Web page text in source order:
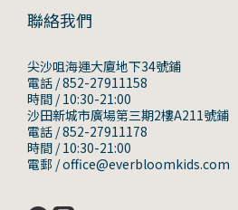
聯絡我們
尖沙咀海運大廈地下34號鋪
電話 / 852-27911158
時間 / 10:30-21:00
沙田新城市廣場第三期2樓A211號鋪
電話 / 852-27911178
時間 / 10:30-21:00
電郵 / office@everbloomkids.com